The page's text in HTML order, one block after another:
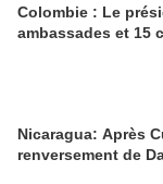
Colombie : Le
ambassades et 15
Nicaragua: Après